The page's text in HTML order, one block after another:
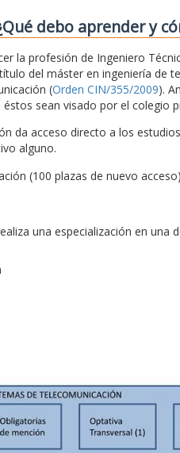
debo aprender y
la profesión de Ingeniero
del máster en ingeniería de
(Orden CIN/355/2009).
sean visado por el colegio
da acceso directo a los
alguno.
(100 plazas de nuevo
una especialización en una